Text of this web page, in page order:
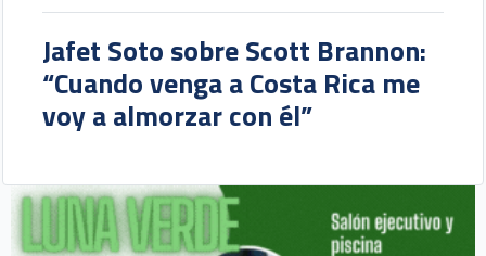
Jafet Soto sobre Scott Brannon:
“Cuando venga a Costa Rica me
voy a almorzar con él”